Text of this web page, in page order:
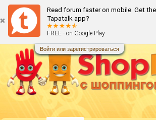
Read forum faster on mobile. Get
Tapatalk app?
FREE - on Google Play
Войти или зарегистрироваться